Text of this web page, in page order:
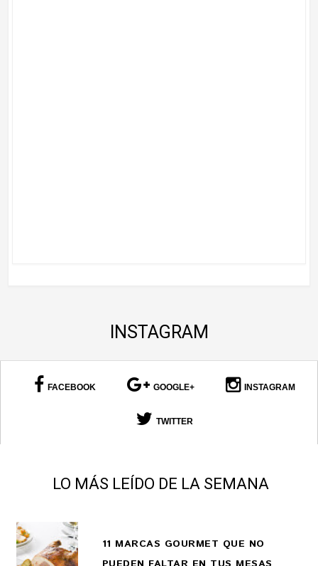
INSTAGRAM
FACEBOOK GOOGLE+ INSTAGRAM
TWITTER
LO MÁS LEÍDO DE LA SEMANA
11 MARCAS GOURMET QUE NO